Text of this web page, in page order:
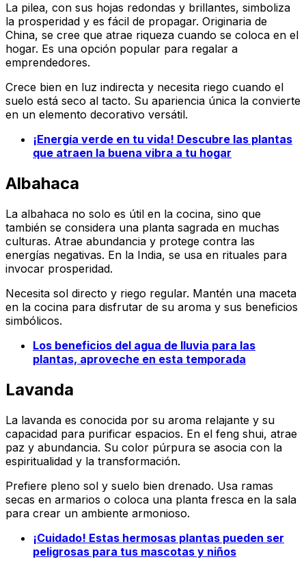
La pilea, con sus hojas redondas y brillantes, simboliza
la prosperidad y es fácil de propagar. Originaria de
China, se cree que atrae riqueza cuando se coloca en el
hogar. Es una opción popular para regalar a
emprendedores.
Crece bien en luz indirecta y necesita riego cuando el
suelo está seco al tacto. Su apariencia única la convierte
en un elemento decorativo versátil.
¡Energía verde en tu vida! Descubre las plantas
que atraen la buena vibra a tu hogar
Albahaca
La albahaca no solo es útil en la cocina, sino que
también se considera una planta sagrada en muchas
culturas. Atrae abundancia y protege contra las
energías negativas. En la India, se usa en rituales para
invocar prosperidad.
Necesita sol directo y riego regular. Mantén una maceta
en la cocina para disfrutar de su aroma y sus beneficios
simbólicos.
Los beneficios del agua de lluvia para las
plantas, aproveche en esta temporada
Lavanda
La lavanda es conocida por su aroma relajante y su
capacidad para purificar espacios. En el feng shui, atrae
paz y abundancia. Su color púrpura se asocia con la
espiritualidad y la transformación.
Prefiere pleno sol y suelo bien drenado. Usa ramas
secas en armarios o coloca una planta fresca en la sala
para crear un ambiente armonioso.
¡Cuidado! Estas hermosas plantas pueden ser
peligrosas para tus mascotas y niños